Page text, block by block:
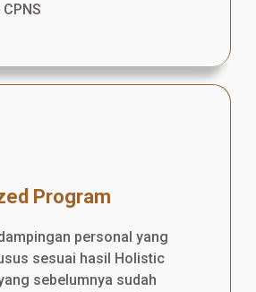
Program
personal yang
sesuai hasil Holistic
sebelumnya sudah